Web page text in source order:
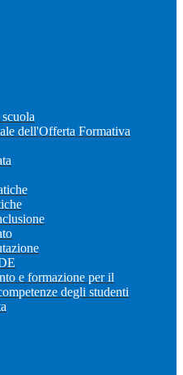
dell'Offerta Formativa
e formazione per il
degli studenti